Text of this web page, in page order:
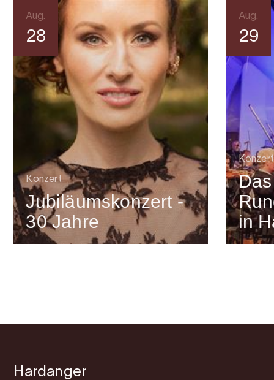
Aug.
28
Konzert
Jubiläumskonzert -
30 Jahre
Aug.
29
Konzert
in
Hardanger